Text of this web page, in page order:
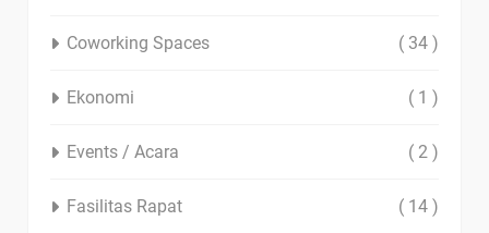
Coworking Spaces ( 34 )
Ekonomi ( 1 )
Events / Acara ( 2 )
Fasilitas Rapat ( 14 )